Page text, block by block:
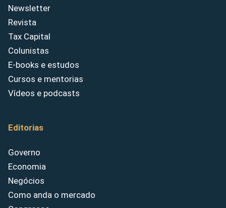
Newsletter
Revista
Tax Capital
Colunistas
E-books e estudos
Cursos e mentorias
Vídeos e podcasts
Editorias
Governo
Economia
Negócios
Como anda o mercado